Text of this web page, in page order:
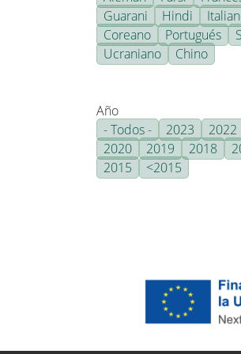
Guarani
Hindi
Coreano
Portugués
Ucraniano
Chino
Año
- Todos -
2023 2022
2020
2019 2018
2015
<2015